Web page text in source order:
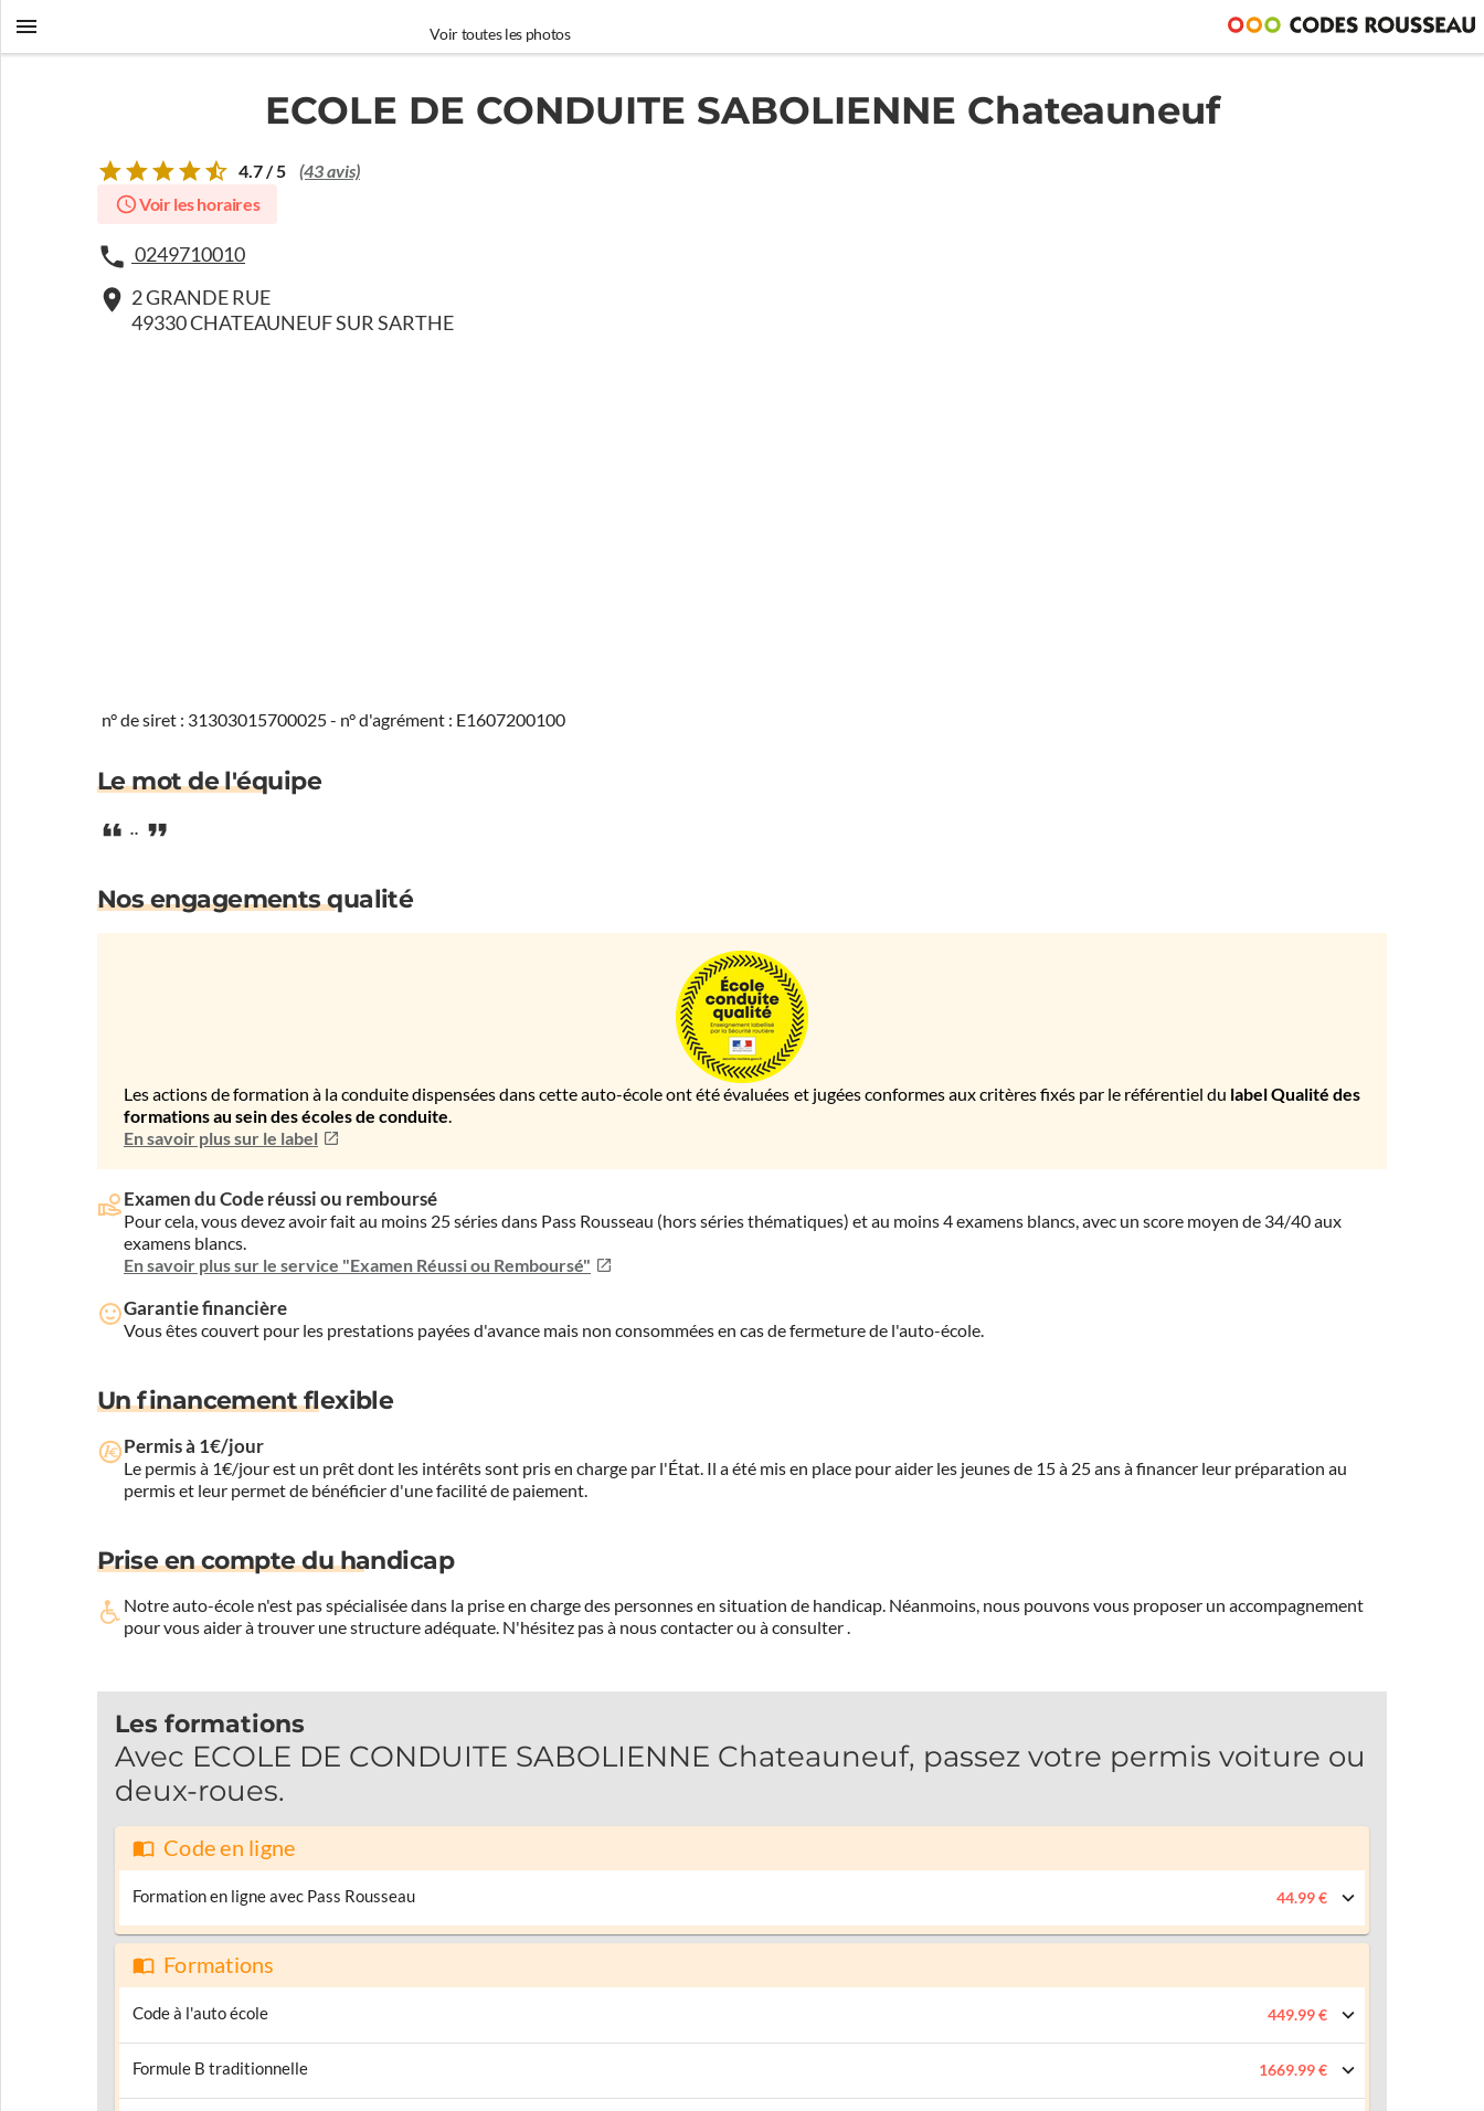
Voir toutes les photos
ECOLE DE CONDUITE SABOLIENNE Chateauneuf
4.7 / 5 (43 avis)
Voir les horaires
0249710010
2 GRANDE RUE
49330 CHATEAUNEUF SUR SARTHE
n° de siret : 31303015700025 - n° d'agrément : E1607200100
Le mot de l'équipe
..
Nos engagements qualité
Les actions de formation à la conduite dispensées dans cette auto-école ont été évaluées et jugées conformes aux critères fixés par le référentiel du label Qualité des
formations au sein des écoles de conduite.
En savoir plus sur le label
Examen du Code réussi ou remboursé
Pour cela, vous devez avoir fait au moins 25 séries dans Pass Rousseau (hors séries thématiques) et au moins 4 examens blancs, avec un score moyen de 34/40 aux
examens blancs.
En savoir plus sur le service "Examen Réussi ou Remboursé"
Garantie financière
Vous êtes couvert pour les prestations payées d'avance mais non consommées en cas de fermeture de l'auto-école.
Un financement flexible
Permis à 1€/jour
Le permis à 1€/jour est un prêt dont les intérêts sont pris en charge par l'État. Il a été mis en place pour aider les jeunes de 15 à 25 ans à financer leur préparation au
permis et leur permet de bénéficier d'une facilité de paiement.
Prise en compte du handicap
Notre auto-école n'est pas spécialisée dans la prise en charge des personnes en situation de handicap. Néanmoins, nous pouvons vous proposer un accompagnement
pour vous aider à trouver une structure adéquate. N'hésitez pas à nous contacter ou à consulter.
Les formations
Avec ECOLE DE CONDUITE SABOLIENNE Chateauneuf, passez votre permis voiture ou
deux-roues.
Code en ligne
Formation en ligne avec Pass Rousseau 44.99 €
Formations
Code à l'auto école 449.99 €
Formule B traditionnelle 1669.99 €